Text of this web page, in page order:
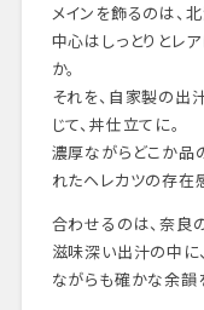
メインを飾るのは、
中心はしっとりとレ
か。
それを、自家製の出
じて、丼仕立てに。
濃厚ながらどこか品
れたヘレカツの存在
合わせるのは、奈良
滋味深い出汁の中に
ながらも確かな余韻